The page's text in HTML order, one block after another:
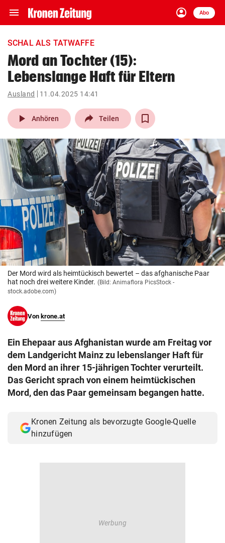
menu Navigation
ein-/ausklappen
account_circle
Anmelden
Abo
close Schließen
account_circle Anmelden
arrow_right
pin_drop
Wien arrow_right
bookmark
search
Suchbegriff
eingeben
© Krone Multimedia GmbH & Co KG 2026
Muthgasse 2, 1190 Wien
SCHAL ALS TATWAFFE
Mord an Tochter (15):
Lebenslange Haft für Eltern
Ausland 11.04.2025 14:41
play_arrow Anhören Teilen
Der Mord wird als heimtückisch bewertet – das afghanische Paar
hat noch drei weitere Kinder. (Bild: Animaflora PicsStock -
stock.adobe.com)
Von krone.at
Ein Ehepaar aus Afghanistan wurde am Freitag vor
dem Landgericht Mainz zu lebenslanger Haft für
den Mord an ihrer 15-jährigen Tochter verurteilt.
Das Gericht sprach von einem heimtückischen
Mord, den das Paar gemeinsam begangen hatte.
Kronen Zeitung als bevorzugte Google-Quelle
hinzufügen